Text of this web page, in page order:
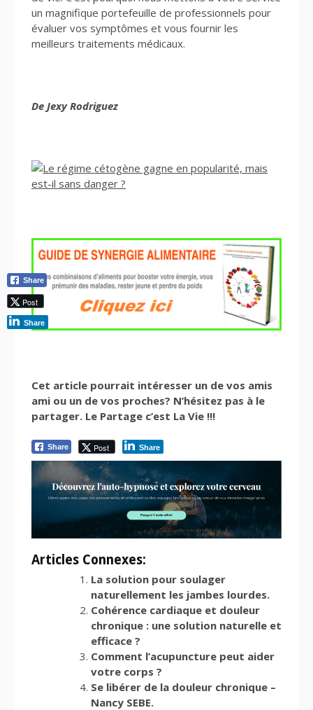
un magnifique portefeuille de professionnels pour
évaluer vos symptômes et vous fournir les
meilleurs traitements médicaux.
De Jexy Rodriguez
Cet article pourrait intéresser un de vos amis
ami ou un de vos proches? N’hésitez pas à le
partager. Le Partage c’est La Vie !!!
Share Post Share
Articles Connexes:
La solution pour soulager
naturellement les jambes lourdes.
Cohérence cardiaque et douleur
chronique : une solution naturelle et
efficace ?
Comment l’acupuncture peut aider
votre corps ?
Se libérer de la douleur chronique –
Nancy SEBE.
Share
Post
Share